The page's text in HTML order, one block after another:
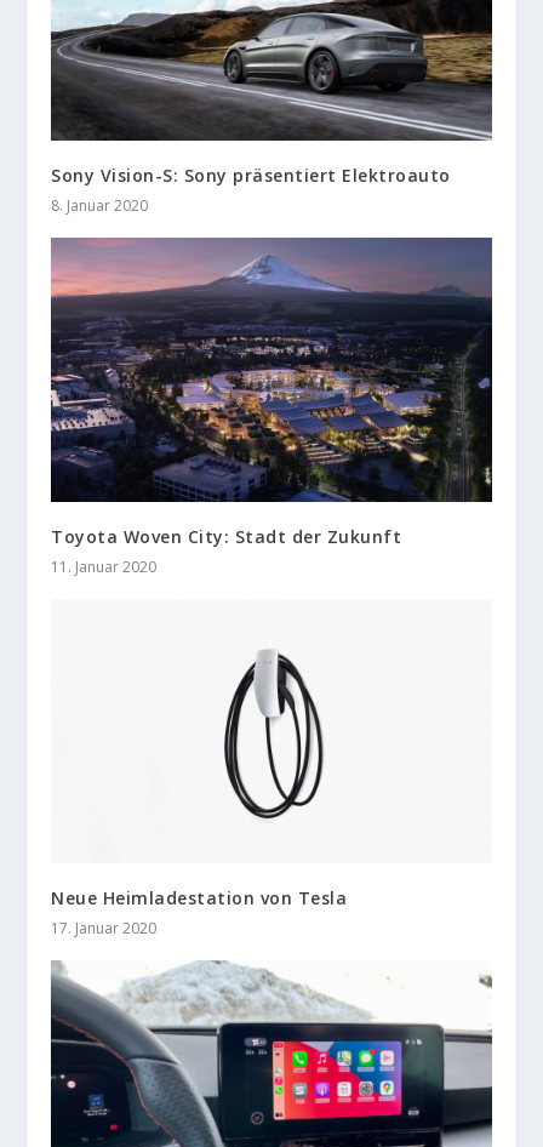
Sony Vision-S: Sony präsentiert Elektroauto
8. Januar 2020
Toyota Woven City: Stadt der Zukunft
11. Januar 2020
Neue Heimladestation von Tesla
17. Januar 2020